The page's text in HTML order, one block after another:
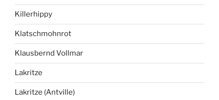
Killerhippy
Klatschmohnrot
Klausbernd Vollmar
Lakritze
Lakritze (Antville)